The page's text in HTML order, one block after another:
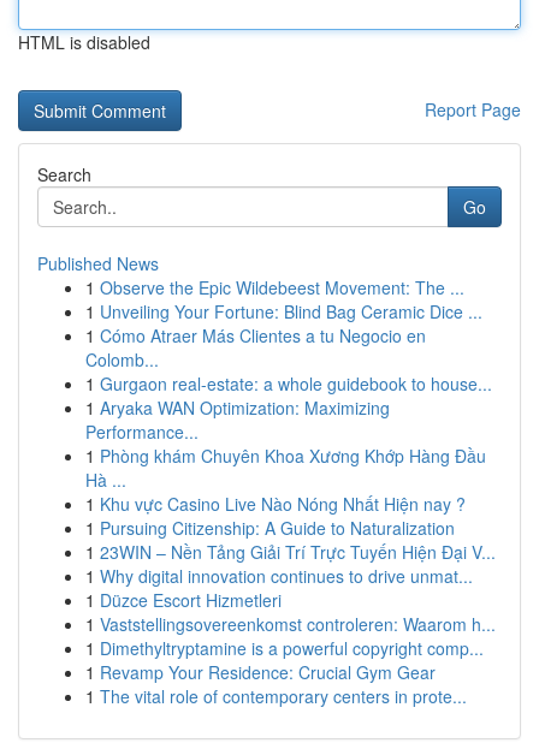
HTML is disabled
Report Page
Search
Go
Published News
1 Observe the Epic Wildebeest Movement: The ...
1 Unveiling Your Fortune: Blind Bag Ceramic Dice ...
1 Cómo Atraer Más Clientes a tu Negocio en
Colomb...
1 Gurgaon real-estate: a whole guidebook to house...
1 Aryaka WAN Optimization: Maximizing
Performance...
1 Phòng khám Chuyên Khoa Xương Khớp Hàng Đầu
Hà ...
1 Khu vực Casino Live Nào Nóng Nhất Hiện nay ?
1 Pursuing Citizenship: A Guide to Naturalization
1 23WIN – Nền Tảng Giải Trí Trực Tuyến Hiện Đại V...
1 Why digital innovation continues to drive unmat...
1 Düzce Escort Hizmetleri
1 Vaststellingsovereenkomst controleren: Waarom h...
1 Dimethyltryptamine is a powerful copyright comp...
1 Revamp Your Residence: Crucial Gym Gear
1 The vital role of contemporary centers in prote...